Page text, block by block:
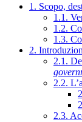
1. Scopo,
1.1.
1.2.
1.3.
2.
2.1.
2.2.
2.3.